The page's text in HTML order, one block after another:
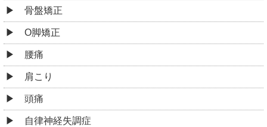
骨盤矯正
O脚矯正
腰痛
肩こり
頭痛
自律神経失調症